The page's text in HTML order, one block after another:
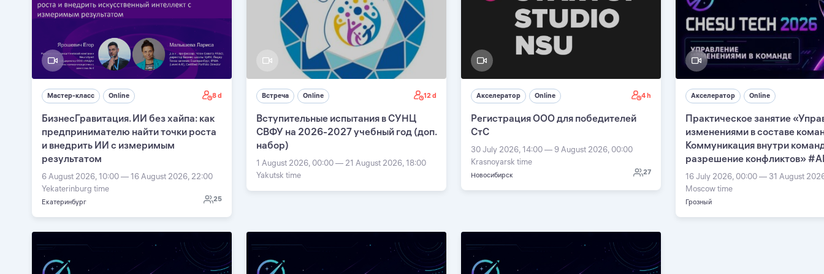
Мастер-класс Online 8 d
БизнесГравитация. ИИ без хайпа: как
предпринимателю найти точки роста
и внедрить ИИ с измеримым
результатом
6 August 2026, 10:00 — 16 August 2026, 22:00
Yekaterinburg time
Екатеринбург 25
Встреча Online 12 d
Вступительные испытания в СУНЦ
СВФУ на 2026-2027 учебный год (доп.
набор)
1 August 2026, 00:00 — 21 August 2026, 18:00
Yakutsk time
Акселератор Online 4 h
Регистрация ООО для победителей
СтС
30 July 2026, 14:00 — 9 August 2026, 00:00
Krasnoyarsk time
Новосибирск 27
Акселератор Online
Практическое занятие
изменениями в составе
Коммуникация внутри
разрешение конфликтов»
16 July 2026, 00:00 — 31 August
Moscow time
Грозный